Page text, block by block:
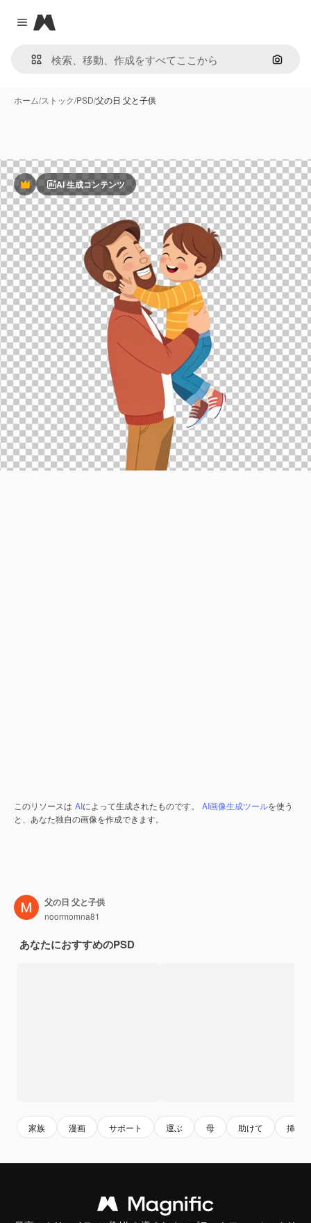
Close menu
Magnific
画像で
ホーム/ストック/PSD/父の日 父と子供
PremiumAI 生成コンテンツ
このリソースは AIによって生成されたものです。 AI画像生成ツールを使う
と、あなた独自の画像を作成できます。
父の日 父と子供
noormomna81
あなたにおすすめのPSD
家族 漫画 サポート 運ぶ 母 助けて 挿絵